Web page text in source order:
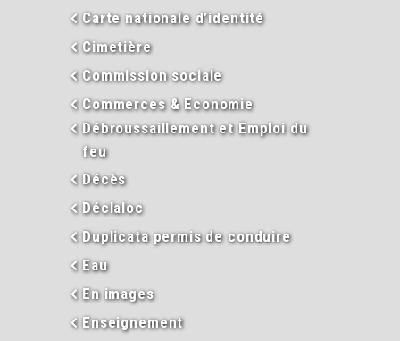
Carte nationale d’identité
Cimetière
Commission sociale
Commerces & Economie
Débroussaillement et Emploi du
feu
Décès
Déclaloc
Duplicata permis de conduire
Eau
En images
Enseignement